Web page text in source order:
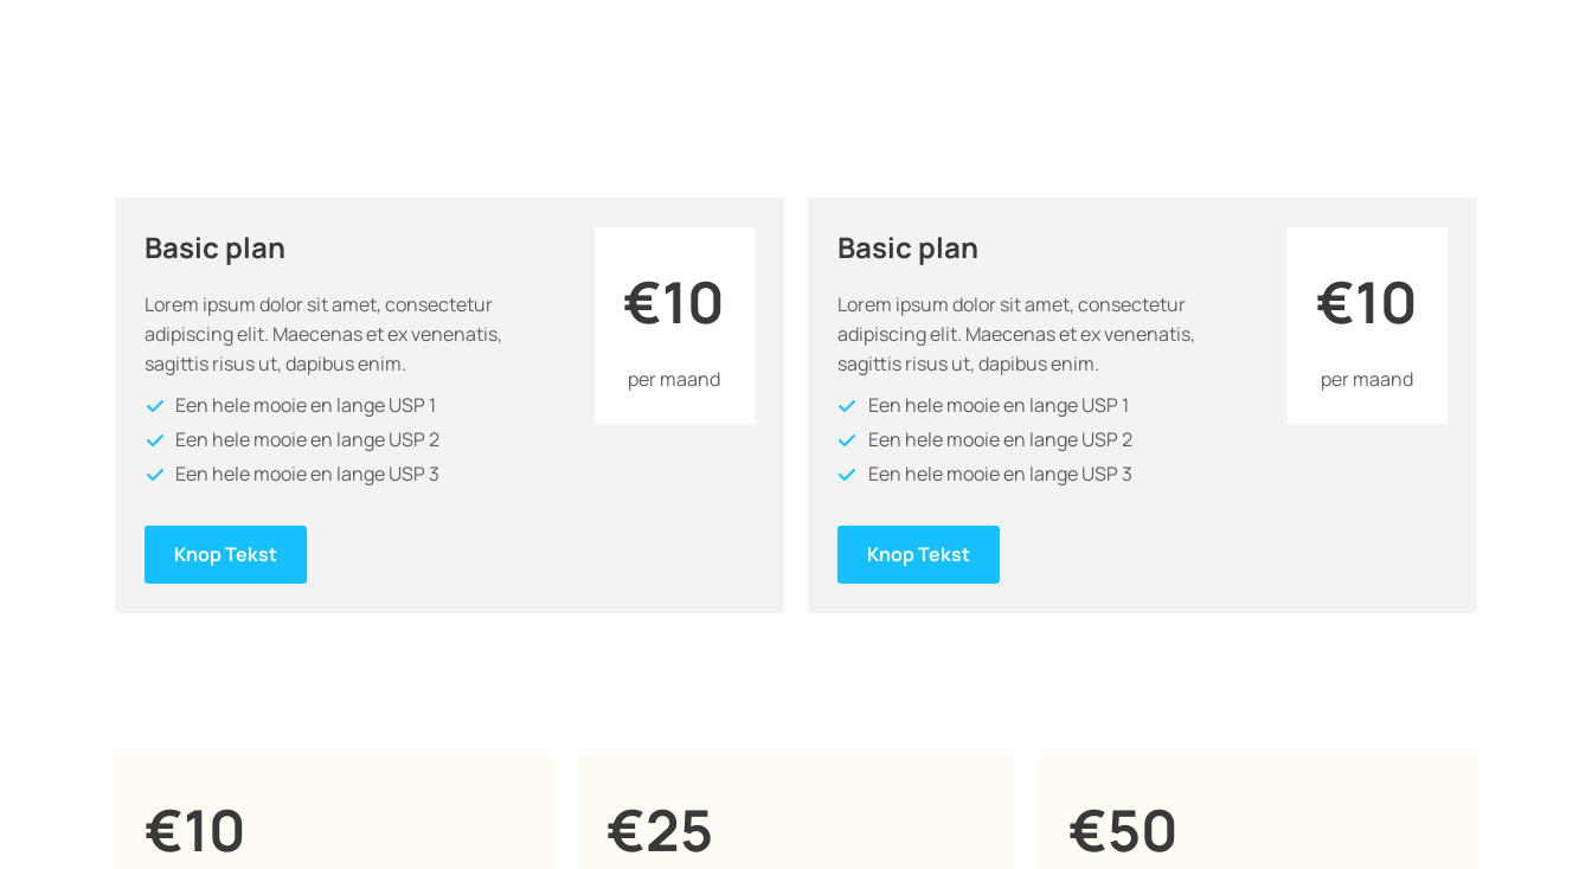
Basic plan
Lorem ipsum dolor sit amet, consectetur
adipiscing elit. Maecenas et ex venenatis,
sagittis risus ut, dapibus enim.
Een hele mooie en lange USP 1
Een hele mooie en lange USP 2
Een hele mooie en lange USP 3
Knop Tekst
€10
per maand
Basic plan
Lorem ipsum dolor sit amet, consectetur
adipiscing elit. Maecenas et ex venenatis,
sagittis risus ut, dapibus enim.
Een hele mooie en lange USP 1
Een hele mooie en lange USP 2
Een hele mooie en lange USP 3
Knop Tekst
€10
per maand
€10 €25 €50